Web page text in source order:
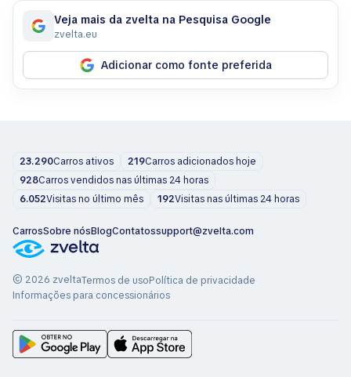
Veja mais da zvelta na Pesquisa Google
zvelta.eu
Adicionar como fonte preferida
23.290Carros ativos 219Carros adicionados hoje
928Carros vendidos nas últimas 24 horas
6.052Visitas no último mês 192Visitas nas últimas 24 horas
CarrosSobre nósBlogContatossupport@zvelta.com
© 2026 zveltaTermos de usoPolítica de privacidade
Informações para concessionários